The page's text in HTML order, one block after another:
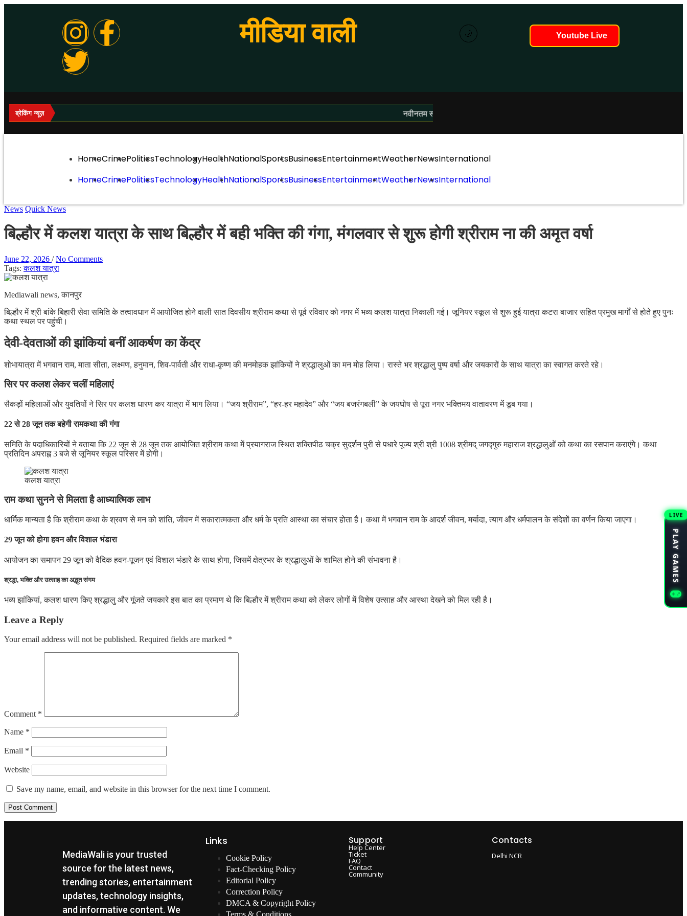
मीडिया वाली 🌙 Youtube Live
ब्रेकिंग न्यूज़ नवीनतम समाचार लोड हो रहे हैं...
HomeCrimePoliticsTechnologyHealthNationalSportsBusinessEntertainmentWeatherNewsInternational
HomeCrimePoliticsTechnologyHealthNationalSportsBusinessEntertainmentWeatherNewsInternational
News Quick News
बिल्हौर में कलश यात्रा के साथ बिल्हौर में बही भक्ति की गंगा, मंगलवार से शुरू होगी श्रीराम ना की अमृत वर्षा
June 22, 2026 / No Comments
Tags:कलश यात्रा
Mediawali news, कानपुर
बिल्हौर में श्री बांके बिहारी सेवा समिति के तत्वावधान में आयोजित होने वाली सात दिवसीय श्रीराम कथा से पूर्व रविवार को नगर में भव्य कलश यात्रा निकाली गई। जूनियर स्कूल से शुरू हुई यात्रा कटरा बाजार सहित प्रमुख मार्गों से होते हुए पुनः
कथा स्थल पर पहुंची।
देवी-देवताओं की झांकियां बनीं आकर्षण का केंद्र
शोभायात्रा में भगवान राम, माता सीता, लक्ष्मण, हनुमान, शिव-पार्वती और राधा-कृष्ण की मनमोहक झांकियों ने श्रद्धालुओं का मन मोह लिया। रास्ते भर श्रद्धालु पुष्प वर्षा और जयकारों के साथ यात्रा का स्वागत करते रहे।
सिर पर कलश लेकर चलीं महिलाएं
सैकड़ों महिलाओं और युवतियों ने सिर पर कलश धारण कर यात्रा में भाग लिया। “जय श्रीराम”, “हर-हर महादेव” और “जय बजरंगबली” के जयघोष से पूरा नगर भक्तिमय वातावरण में डूब गया।
22 से 28 जून तक बहेगी रामकथा की गंगा
समिति के पदाधिकारियों ने बताया कि 22 जून से 28 जून तक आयोजित श्रीराम कथा में प्रयागराज स्थित शक्तिपीठ चक्र सुदर्शन पुरी से पधारे पूज्य श्री श्री 1008 श्रीमद् जगद्गुरु महाराज श्रद्धालुओं को कथा का रसपान कराएंगे। कथा
प्रतिदिन अपराह्न 3 बजे से जूनियर स्कूल परिसर में होगी।
कलश यात्रा
राम कथा सुनने से मिलता है आध्यात्मिक लाभ
धार्मिक मान्यता है कि श्रीराम कथा के श्रवण से मन को शांति, जीवन में सकारात्मकता और धर्म के प्रति आस्था का संचार होता है। कथा में भगवान राम के आदर्श जीवन, मर्यादा, त्याग और धर्मपालन के संदेशों का वर्णन किया जाएगा।
29 जून को होगा हवन और विशाल भंडारा
आयोजन का समापन 29 जून को वैदिक हवन-पूजन एवं विशाल भंडारे के साथ होगा, जिसमें क्षेत्रभर के श्रद्धालुओं के शामिल होने की संभावना है।
श्रद्धा, भक्ति और उत्साह का अद्भुत संगम
भव्य झांकियां, कलश धारण किए श्रद्धालु और गूंजते जयकारे इस बात का प्रमाण थे कि बिल्हौर में श्रीराम कथा को लेकर लोगों में विशेष उत्साह और आस्था देखने को मिल रही है।
Leave a Reply
Your email address will not be published. Required fields are marked *
Comment *
Name *
Email *
Website
Save my name, email, and website in this browser for the next time I comment.
MediaWali is your trusted
source for the latest news,
trending stories, entertainment
updates, technology insights,
and informative content. We
Links
Cookie Policy
Fact-Checking Policy
Editorial Policy
Correction Policy
DMCA & Copyright Policy
Support
Help Center
Ticket
FAQ
Contact
Community
Contacts
Delhi NCR
LIVE
PLAY GAMES